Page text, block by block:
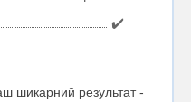
✔️
шикарний результат -